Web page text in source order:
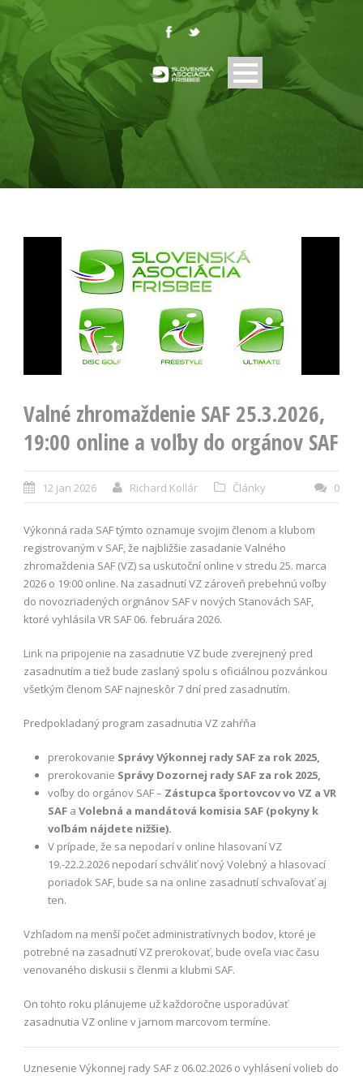
Valné zhromaždenie SAF 25.3.2026,
19:00 online a voľby do orgánov SAF
12 jan 2026 Richard Kollár Články 0
Výkonná rada SAF týmto oznamuje svojim členom a klubom
registrovaným v SAF, že najbližšie zasadanie Valného
zhromaždenia SAF (VZ) sa uskutoční online v stredu 25. marca
2026 o 19:00 online. Na zasadnutí VZ zároveň prebehnú voľby
do novozriadených orgnánov SAF v nových Stanovách SAF,
ktoré vyhlásila VR SAF 06. februára 2026.
Link na pripojenie na zasadnutie VZ bude zverejnený pred
zasadnutím a tiež bude zaslaný spolu s oficiálnou pozvánkou
všetkým členom SAF najneskôr 7 dní pred zasadnutím.
Predpokladaný program zasadnutia VZ zahŕňa
prerokovanie Správy Výkonnej rady SAF za rok 2025,
prerokovanie Správy Dozornej rady SAF za rok 2025,
voľby do orgánov SAF – Zástupca športovcov vo VZ a VR
SAF a Volebná a mandátová komisia SAF (pokyny k
voľbám nájdete nižšie).
V prípade, že sa nepodarí v online hlasovaní VZ
19.-22.2.2026 nepodarí schváliť nový Volebný a hlasovací
poriadok SAF, bude sa na online zasadnutí schvaľovať aj
ten.
Vzhľadom na menší počet administratívnych bodov, ktoré je
potrebné na zasadnutí VZ prerokovať, bude oveľa viac času
venovaného diskusii s členmi a klubmi SAF.
On tohto roku plánujeme už každoročne usporadúvať
zasadnutia VZ online v jarnom marcovom termíne.
Uznesenie Výkonnej rady SAF z 06.02.2026 o vyhlásení volieb do